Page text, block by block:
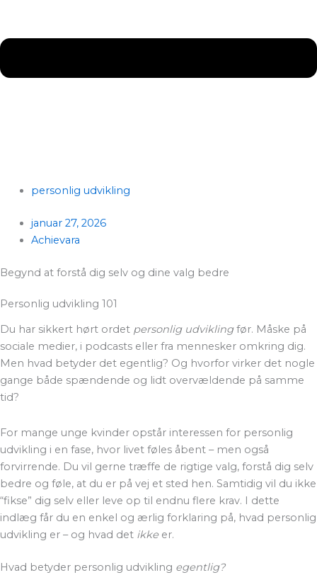
personlig udvikling
januar 27, 2026
Achievara
Begynd at forstå dig selv og dine valg bedre
Personlig udvikling 101
Du har sikkert hørt ordet personlig udviklingfør. Måske på
sociale medier, i podcasts eller fra mennesker omkring dig.
Men hvad betyder det egentlig? Og hvorfor virker det nogle
gange både spændende og lidt overvældende på samme
tid?
For mange unge kvinder opstår interessen for personlig
udvikling i en fase, hvor livet føles åbent – men også
forvirrende. Du vil gerne træffe de rigtige valg, forstå dig selv
bedre og føle, at du er på vej et sted hen. Samtidig vil du ikke
“fikse” dig selv eller leve op til endnu flere krav. I dette
indlæg får du en enkel og ærlig forklaring på, hvad personlig
udvikling er – og hvad det ikke er.
Hvad betyder personlig udvikling egentlig?